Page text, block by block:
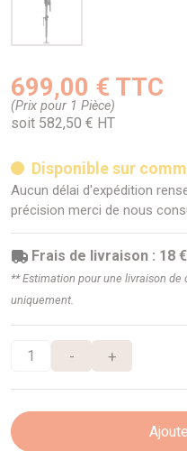
699,00 € TTC
(Prix pour 1 Pièce)
soit 582,50 € HT
Disponible sur
Aucun délai d'expédition
précision merci de nous
Frais de livraison : 18
** Estimation pour une livraison
uniquement.
- +